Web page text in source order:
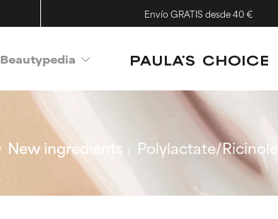
Envío GRATIS desde 40 €
Beautypedia
New ingredients
Polylactate/